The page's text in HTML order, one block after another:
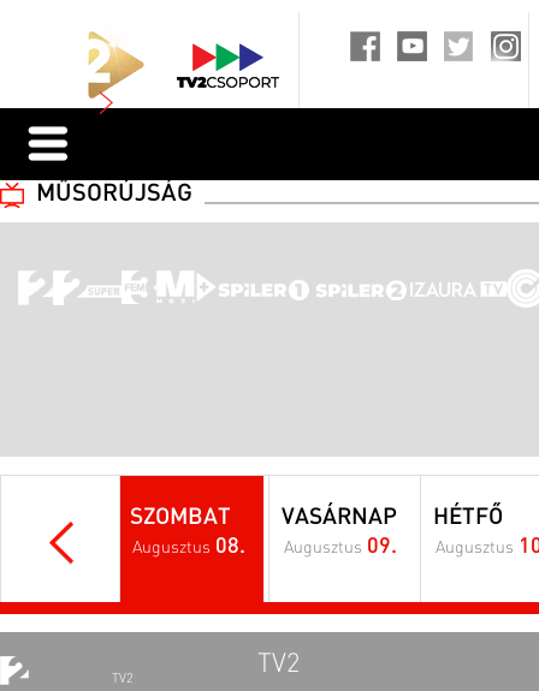
MŰSORÚJSÁG
SZOMBAT
Augusztus 08.
VASÁRNAP
Augusztus 09.
HÉTFŐ
Augusztus
TV2
TV2